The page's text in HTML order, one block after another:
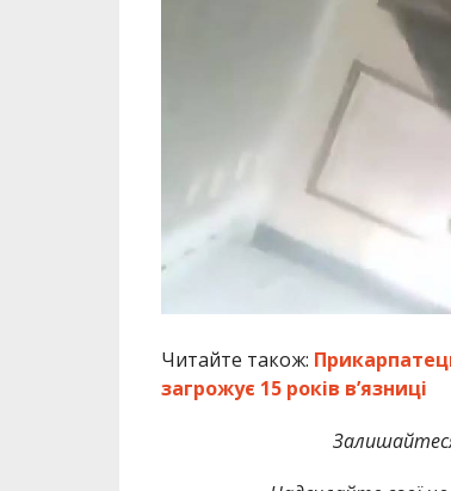
Читайте також:
загрожує 15 років в’язниці